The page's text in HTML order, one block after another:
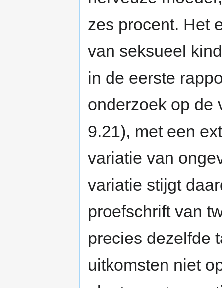
zes procent. Het
van seksueel
in de eerste
onderzoek op de
9.21), met een
variatie van
variatie stijgt
proefschrift van
precies dezelfde
uitkomsten niet